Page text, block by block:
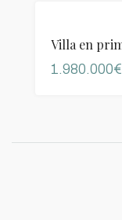
1.980.000€